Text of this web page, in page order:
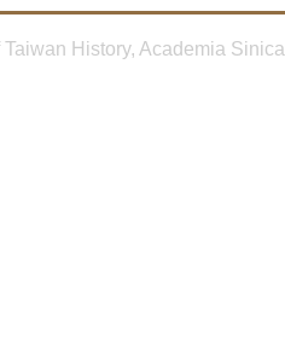
History, Academia Sinica